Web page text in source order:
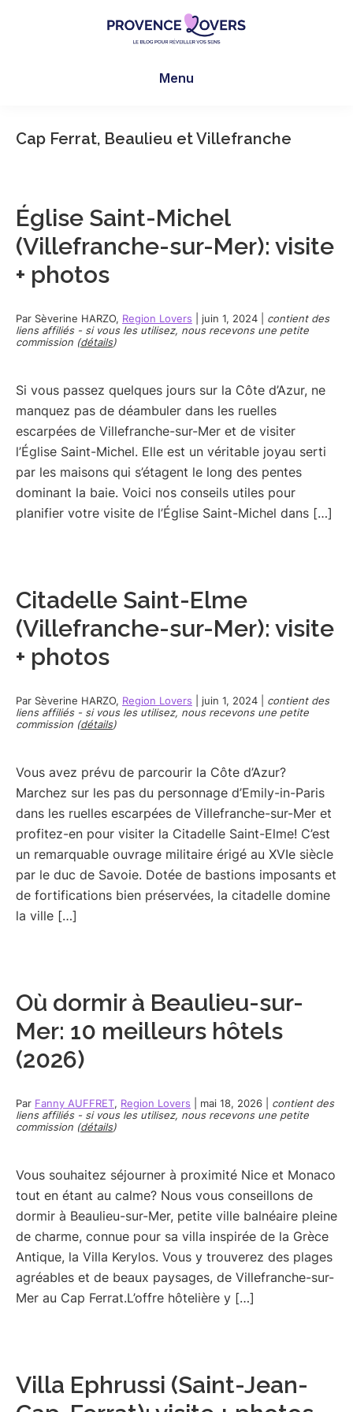
en
Le
blog
de
Claire
Menu
Cap Ferrat, Beaulieu et Villefranche
Église Saint-Michel
(Villefranche-sur-Mer): visite
+ photos
Par Sèverine HARZO, Region Lovers juin 1, 2024
contient des
liens affiliés - si vous les utilisez, nous recevons une petite
commission (détails)
Si vous passez quelques jours sur la Côte d’Azur, ne
manquez pas de déambuler dans les ruelles
escarpées de Villefranche-sur-Mer et de visiter
l’Église Saint-Michel. Elle est un véritable joyau serti
par les maisons qui s’étagent le long des pentes
dominant la baie. Voici nos conseils utiles pour
planifier votre visite de l’Église Saint-Michel dans […]
Citadelle Saint-Elme
(Villefranche-sur-Mer): visite
+ photos
Par Sèverine HARZO, Region Lovers juin 1, 2024
contient des
liens affiliés - si vous les utilisez, nous recevons une petite
commission (détails)
Vous avez prévu de parcourir la Côte d’Azur?
Marchez sur les pas du personnage d’Emily-in-Paris
dans les ruelles escarpées de Villefranche-sur-Mer et
profitez-en pour visiter la Citadelle Saint-Elme! C’est
un remarquable ouvrage militaire érigé au XVIe siècle
par le duc de Savoie. Dotée de bastions imposants et
de fortifications bien préservées, la citadelle domine
la ville […]
Où dormir à Beaulieu-sur-
Mer: 10 meilleurs hôtels
(2026)
Par Fanny AUFFRET, Region Lovers mai 18, 2026
contient des
liens affiliés - si vous les utilisez, nous recevons une petite
commission (détails)
Vous souhaitez séjourner à proximité Nice et Monaco
tout en étant au calme? Nous vous conseillons de
dormir à Beaulieu-sur-Mer, petite ville balnéaire pleine
de charme, connue pour sa villa inspirée de la Grèce
Antique, la Villa Kerylos. Vous y trouverez des plages
agréables et de beaux paysages, de Villefranche-sur-
Mer au Cap Ferrat.L’offre hôtelière y […]
Villa Ephrussi (Saint-Jean-